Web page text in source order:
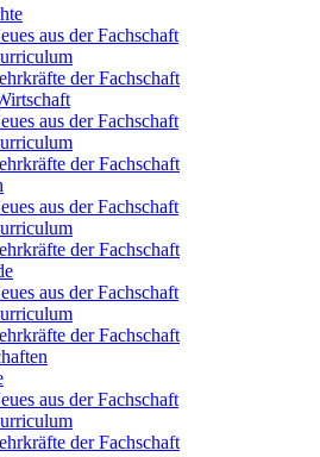
aus der Fachschaft
der Fachschaft
aus der Fachschaft
der Fachschaft
aus der Fachschaft
der Fachschaft
aus der Fachschaft
der Fachschaft
aus der Fachschaft
der Fachschaft